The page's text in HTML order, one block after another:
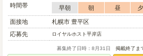
時間帯
早朝 朝 昼
面接地
札幌市 豊平区
応募先
ロイヤルホスト平岸店
募集終了日時：8月31日 掲載終了ま